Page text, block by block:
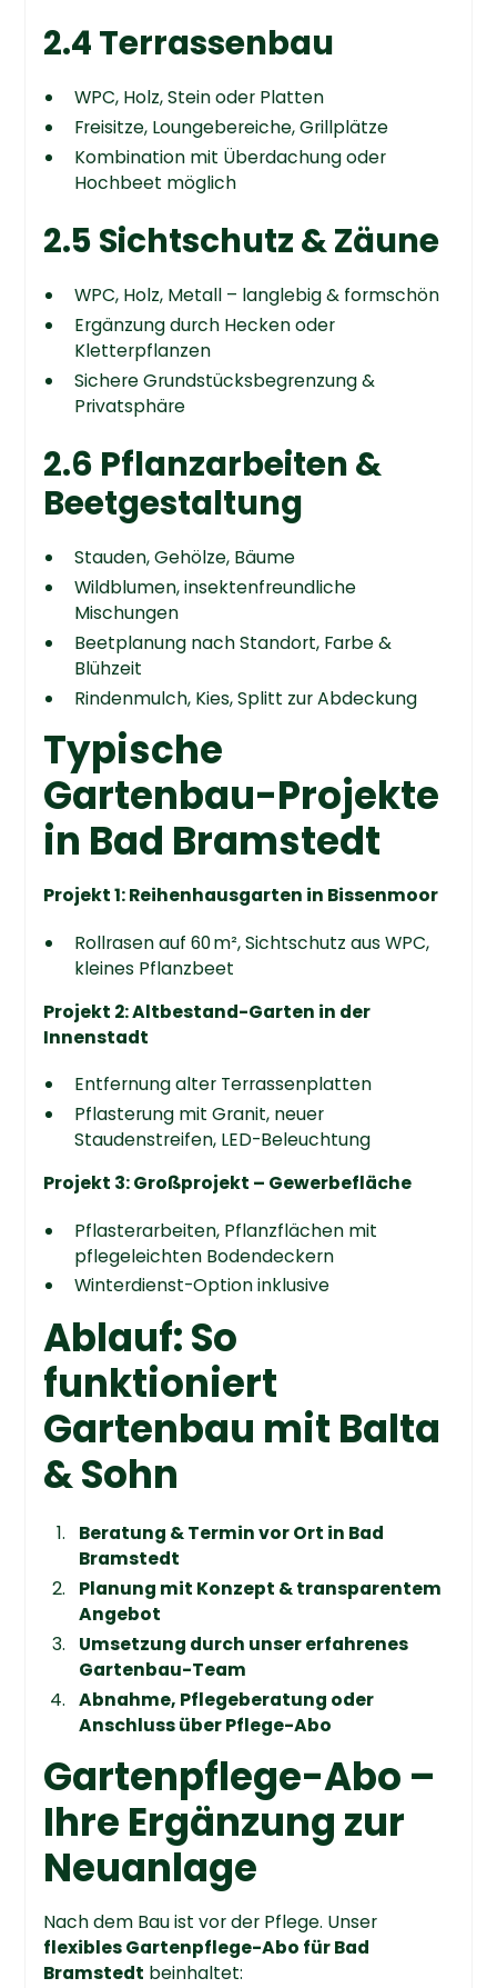
2.4 Terrassenbau
WPC, Holz, Stein oder Platten
Freisitze, Loungebereiche, Grillplätze
Kombination mit Überdachung oder
Hochbeet möglich
2.5 Sichtschutz & Zäune
WPC, Holz, Metall – langlebig & formschön
Ergänzung durch Hecken oder
Kletterpflanzen
Sichere Grundstücksbegrenzung &
Privatsphäre
2.6 Pflanzarbeiten &
Beetgestaltung
Stauden, Gehölze, Bäume
Wildblumen, insektenfreundliche
Mischungen
Beetplanung nach Standort, Farbe &
Blühzeit
Rindenmulch, Kies, Splitt zur Abdeckung
Typische
Gartenbau-Projekte
in Bad Bramstedt
Projekt 1: Reihenhausgarten in Bissenmoor
Rollrasen auf 60 m², Sichtschutz aus WPC,
kleines Pflanzbeet
Projekt 2: Altbestand-Garten in der
Innenstadt
Entfernung alter Terrassenplatten
Pflasterung mit Granit, neuer
Staudenstreifen, LED-Beleuchtung
Projekt 3: Großprojekt – Gewerbefläche
Pflasterarbeiten, Pflanzflächen mit
pflegeleichten Bodendeckern
Winterdienst-Option inklusive
Ablauf: So
funktioniert
Gartenbau mit Balta
& Sohn
Beratung & Termin vor Ort in Bad
Bramstedt
Planung mit Konzept & transparentem
Angebot
Umsetzung durch unser erfahrenes
Gartenbau-Team
Abnahme, Pflegeberatung oder
Anschluss über Pflege-Abo
Gartenpflege-Abo –
Ihre Ergänzung zur
Neuanlage
Nach dem Bau ist vor der Pflege. Unser
flexibles Gartenpflege-Abo für Bad
Bramstedt beinhaltet: